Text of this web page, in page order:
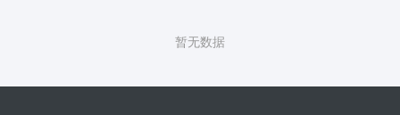
餐饮小程序 分销
暂无数据